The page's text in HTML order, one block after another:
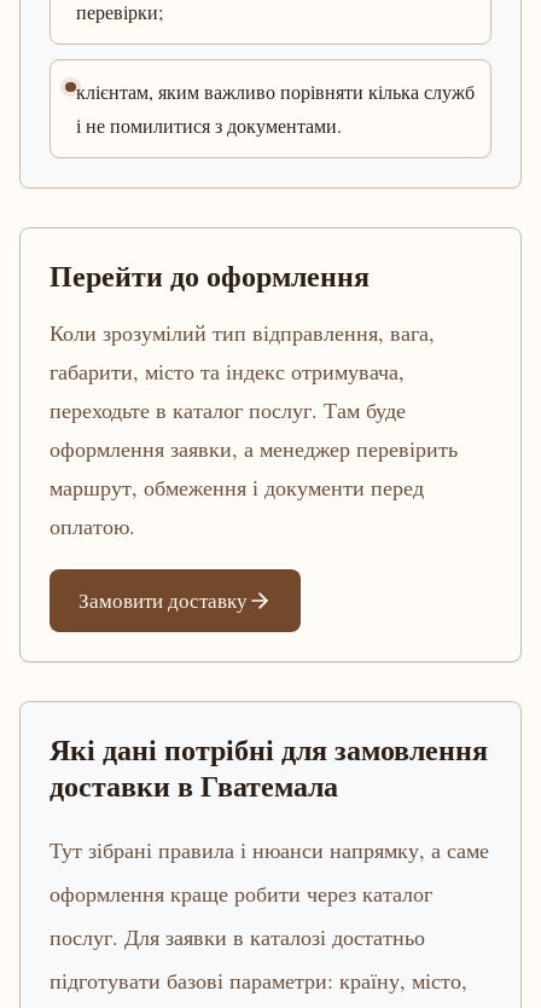
перевірки;
клієнтам, яким важливо порівняти кілька служб
і не помилитися з документами.
Перейти до оформлення
Коли зрозумілий тип відправлення, вага,
габарити, місто та індекс отримувача,
переходьте в каталог послуг. Там буде
оформлення заявки, а менеджер перевірить
маршрут, обмеження і документи перед
оплатою.
Замовити доставку
Які дані потрібні для замовлення
доставки в Гватемала
Тут зібрані правила і нюанси напрямку, а саме
оформлення краще робити через каталог
послуг. Для заявки в каталозі достатньо
підготувати базові параметри: країну, місто,